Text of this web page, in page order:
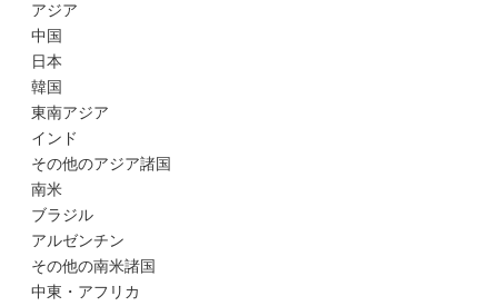
アジア
中国
日本
韓国
東南アジア
インド
その他のアジア諸国
南米
ブラジル
アルゼンチン
その他の南米諸国
中東・アフリカ